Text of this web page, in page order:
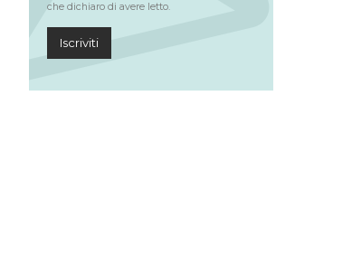
che dichiaro di avere letto.
Iscriviti